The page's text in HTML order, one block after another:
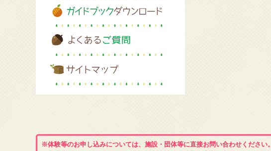
※体験等のお申し込みについては、施設・団体等に直接お問い合わせください。